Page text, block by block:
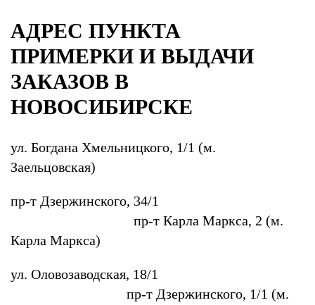
АДРЕС ПУНКТА
ПРИМЕРКИ И ВЫДАЧИ
ЗАКАЗОВ В
НОВОСИБИРСКЕ
ул. Богдана Хмельницкого, 1/1 (м.
Заельцовская)
пр-т Дзержинского, 34/1
пр-т Карла Маркса, 2 (м.
Карла Маркса)
ул. Оловозаводская, 18/1
пр-т Дзержинского, 1/1 (м.